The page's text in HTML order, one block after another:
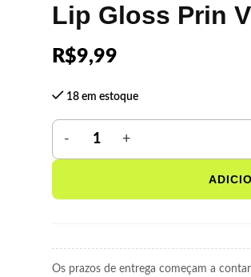
Lip Gloss Prin
R$9,99
18 em estoque
Os prazos de entrega começam a